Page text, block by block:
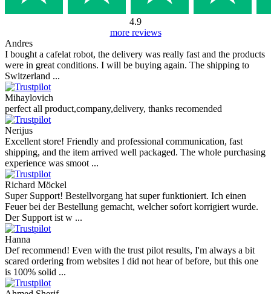
4.9
more reviews
Andres
I bought a cafelat robot, the delivery was really fast and the products
were in great conditions. I will be buying again. The shipping to
Switzerland ...
Mihaylovich
perfect all product,company,delivery, thanks recomended
Nerijus
Excellent store! Friendly and professional communication, fast
shipping, and the item arrived well packaged. The whole purchasing
experience was smoot ...
Richard Möckel
Super Support! Bestellvorgang hat super funktioniert. Ich einen
Feuer bei der Bestellung gemacht, welcher sofort korrigiert wurde.
Der Support ist w ...
Hanna
Def recommend! Even with the trust pilot results, I'm always a bit
scared ordering from websites I did not hear of before, but this one
is 100% solid ...